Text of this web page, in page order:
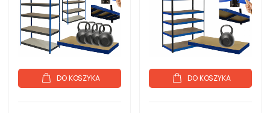
DO KOSZYKA DO KOSZYKA